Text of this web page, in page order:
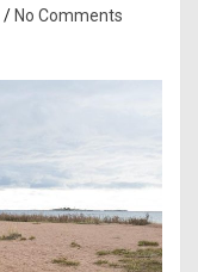
No Comments